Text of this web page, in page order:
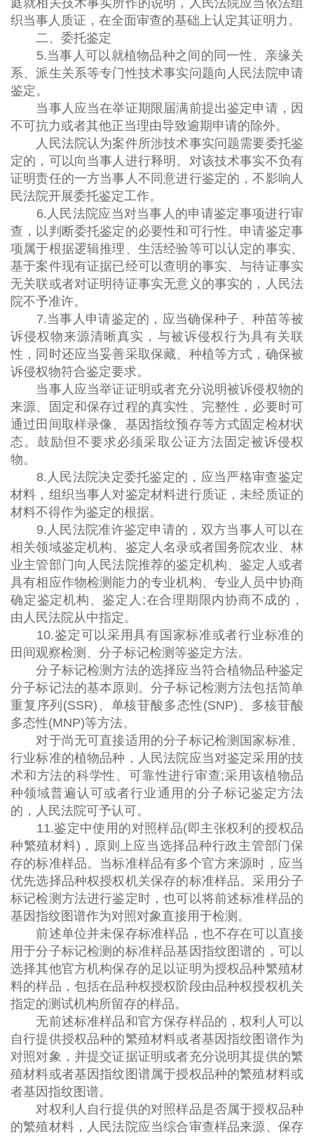
庭就相关技术事实所作的说明，人民法院应当依法组
织当事人质证，在全面审查的基础上认定其证明力。
二、委托鉴定
5.当事人可以就植物品种之间的同一性、亲缘关
系、派生关系等专门性技术事实问题向人民法院申请
鉴定。
当事人应当在举证期限届满前提出鉴定申请，因
不可抗力或者其他正当理由导致逾期申请的除外。
人民法院认为案件所涉技术事实问题需要委托鉴
定的，可以向当事人进行释明。对该技术事实不负有
证明责任的一方当事人不同意进行鉴定的，不影响人
民法院开展委托鉴定工作。
6.人民法院应当对当事人的申请鉴定事项进行审
查，以判断委托鉴定的必要性和可行性。申请鉴定事
项属于根据逻辑推理、生活经验等可以认定的事实、
基于案件现有证据已经可以查明的事实、与待证事实
无关联或者对证明待证事实无意义的事实的，人民法
院不予准许。
7.当事人申请鉴定的，应当确保种子、种苗等被
诉侵权物来源清晰真实，与被诉侵权行为具有关联
性，同时还应当妥善采取保藏、种植等方式，确保被
诉侵权物符合鉴定要求。
当事人应当举证证明或者充分说明被诉侵权物的
来源、固定和保存过程的真实性、完整性，必要时可
通过田间取样录像、基因指纹预存等方式固定检材状
态。鼓励但不要求必须采取公证方法固定被诉侵权
物。
8.人民法院决定委托鉴定的，应当严格审查鉴定
材料，组织当事人对鉴定材料进行质证，未经质证的
材料不得作为鉴定的根据。
9.人民法院准许鉴定申请的，双方当事人可以在
相关领域鉴定机构、鉴定人名录或者国务院农业、林
业主管部门向人民法院推荐的鉴定机构、鉴定人或者
具有相应作物检测能力的专业机构、专业人员中协商
确定鉴定机构、鉴定人;在合理期限内协商不成的，
由人民法院从中指定。
10.鉴定可以采用具有国家标准或者行业标准的
田间观察检测、分子标记检测等鉴定方法。
分子标记检测方法的选择应当符合植物品种鉴定
分子标记法的基本原则。分子标记检测方法包括简单
重复序列(SSR)、单核苷酸多态性(SNP)、多核苷酸
多态性(MNP)等方法。
对于尚无可直接适用的分子标记检测国家标准、
行业标准的植物品种，人民法院应当对鉴定采用的技
术和方法的科学性、可靠性进行审查;采用该植物品
种领域普遍认可或者行业通用的分子标记鉴定方法
的，人民法院可予认可。
11.鉴定中使用的对照样品(即主张权利的授权品
种繁殖材料)，原则上应当选择品种行政主管部门保
存的标准样品。当标准样品有多个官方来源时，应当
优先选择品种权授权机关保存的标准样品。采用分子
标记检测方法进行鉴定时，也可以将前述标准样品的
基因指纹图谱作为对照对象直接用于检测。
前述单位并未保存标准样品，也不存在可以直接
用于分子标记检测的标准样品基因指纹图谱的，可以
选择其他官方机构保存的足以证明为授权品种繁殖材
料的样品，包括在品种权授权阶段由品种权授权机关
指定的测试机构所留存的样品。
无前述标准样品和官方保存样品的，权利人可以
自行提供授权品种的繁殖材料或者基因指纹图谱作为
对照对象，并提交证据证明或者充分说明其提供的繁
殖材料或者基因指纹图谱属于授权品种的繁殖材料或
者基因指纹图谱。
对权利人自行提供的对照样品是否属于授权品种
的繁殖材料，人民法院应当综合审查样品来源、保存